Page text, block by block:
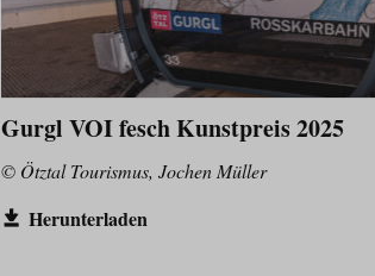
Gurgl VOI fesch Kunstpreis 2025
© Ötztal Tourismus, Jochen Müller
Herunterladen